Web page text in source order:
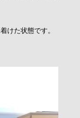
けた状態です。